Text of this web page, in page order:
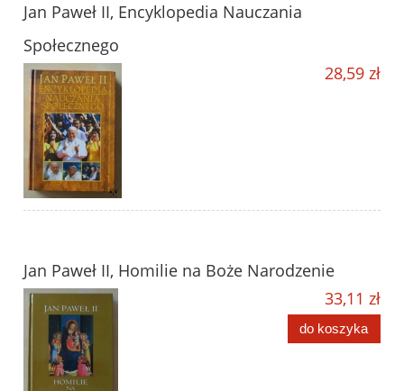
Jan Paweł II, Encyklopedia Nauczania
Społecznego
28,59 zł
Jan Paweł II, Homilie na Boże Narodzenie
33,11 zł
do koszyka